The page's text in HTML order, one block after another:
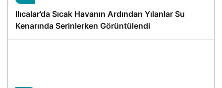
Ilıcalar’da Sıcak Havanın Ardından Yılanlar Su
Kenarında Serinlerken Görüntülendi